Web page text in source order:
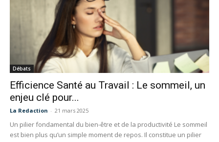
Débats
Efficience Santé au Travail : Le sommeil, un
enjeu clé pour...
La Redaction - 21 mars 2025
Un pilier fondamental du bien-être et de la productivité Le sommeil
est bien plus qu’un simple moment de repos. Il constitue un pilier